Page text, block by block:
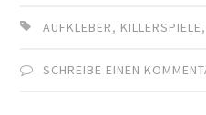
AUFKLEBER, KILLERSPIELE,
SCHREIBE EINEN